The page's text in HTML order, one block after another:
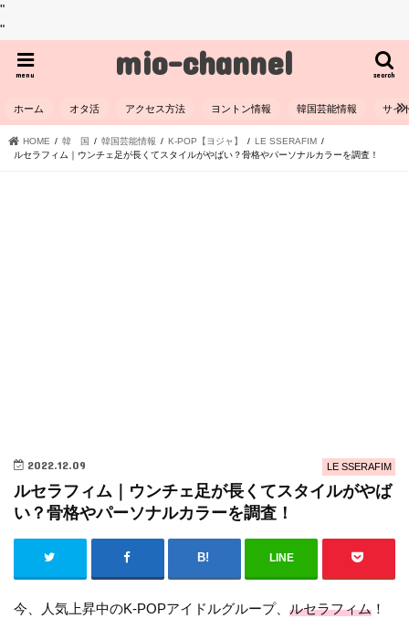
"
"
mio-channel search
menu
ホーム オタ活 アクセス方法 ヨントン情報 韓国芸能情報 サイ
HOME 韓 国 韓国芸能情報 K-POP【ヨジャ】
LE SSERAFIM
ルセラフィム｜ウンチェ足が長くてスタイルがやばい？骨格やパーソナルカラーを調査！
LE SSERAFIM
2022.12.09
ルセラフィム｜ウンチェ足が長くてスタイルがやば
い？骨格やパーソナルカラーを調査！
LINE
今、人気上昇中のK-POPアイドルグループ、ルセラフィム ！